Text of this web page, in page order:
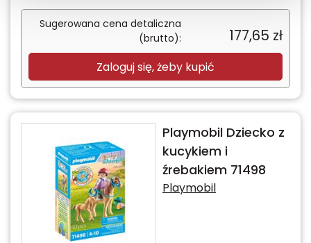
Sugerowana cena detaliczna
(brutto):
177,65 zł
Zaloguj się, żeby kupić
Playmobil Dziecko z
kucykiem i
źrebakiem 71498
Playmobil